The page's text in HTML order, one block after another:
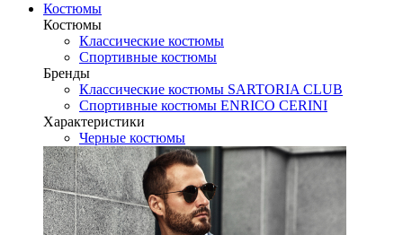
Костюмы
Костюмы
Классические костюмы
Спортивные костюмы
Бренды
Классические костюмы SARTORIA CLUB
Спортивные костюмы ENRICO CERINI
Характеристики
Черные костюмы